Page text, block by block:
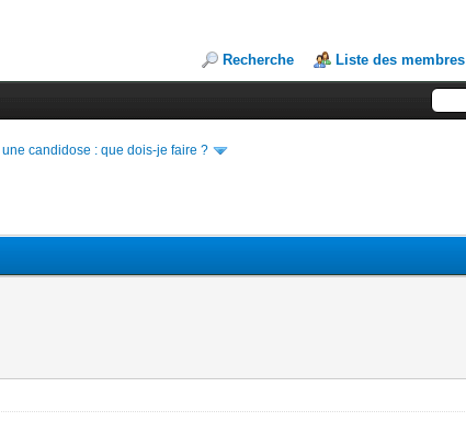
Recherche Liste des membres
une candidose : que dois-je faire ?